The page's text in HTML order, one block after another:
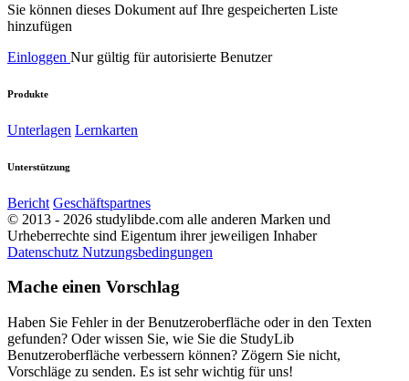
Sie können dieses Dokument auf Ihre gespeicherten Liste
hinzufügen
Einloggen Nur gültig für autorisierte Benutzer
Produkte
Unterlagen Lernkarten
Unterstützung
Bericht Geschäftspartnes
© 2013 - 2026 studylibde.com alle anderen Marken und
Urheberrechte sind Eigentum ihrer jeweiligen Inhaber
Datenschutz Nutzungsbedingungen
Mache einen Vorschlag
Haben Sie Fehler in der Benutzeroberfläche oder in den Texten
gefunden? Oder wissen Sie, wie Sie die StudyLib
Benutzeroberfläche verbessern können? Zögern Sie nicht,
Vorschläge zu senden. Es ist sehr wichtig für uns!